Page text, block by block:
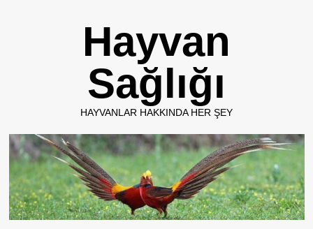
Hayvan
Sağlığı
HAYVANLAR HAKKINDA HER ŞEY